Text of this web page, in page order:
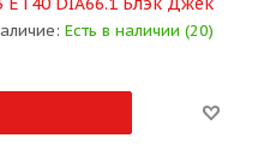
Есть в наличии (20)